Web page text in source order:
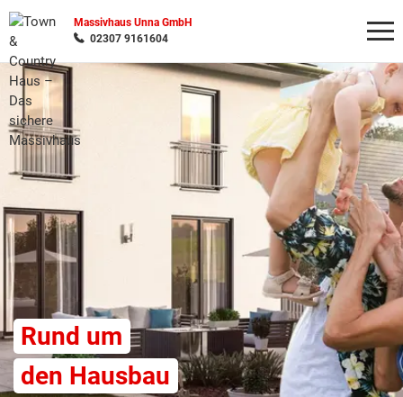
Massivhaus Unna GmbH
02307 9161604
Rund um
den Hausbau
Wonach möchten Sie suchen?